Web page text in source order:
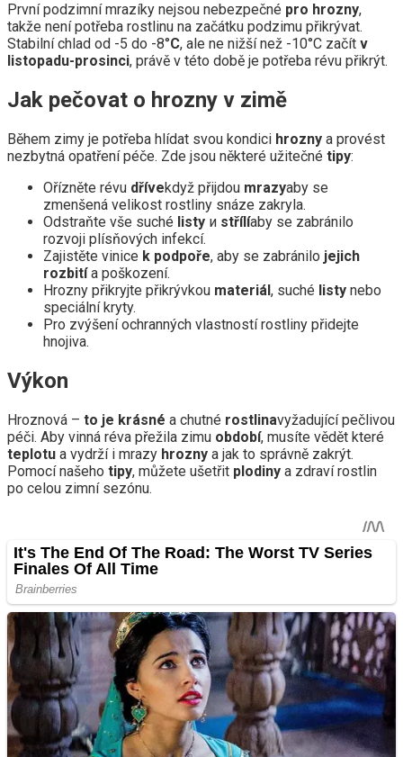
První podzimní mrazíky nejsou nebezpečné pro hrozny,
takže není potřeba rostlinu na začátku podzimu přikrývat.
Stabilní chlad od -5 do -8°С, ale ne nižší než -10°С začít v
listopadu-prosinci, právě v této době je potřeba révu přikrýt.
Jak pečovat o hrozny v zimě
Během zimy je potřeba hlídat svou kondici hrozny a provést
nezbytná opatření péče. Zde jsou některé užitečné tipy:
Ořízněte révu dřívekdyž přijdou mrazyaby se
zmenšená velikost rostliny snáze zakryla.
Odstraňte vše suché listy и střílíaby se zabránilo
rozvoji plísňových infekcí.
Zajistěte vinice k podpoře, aby se zabránilo jejich
rozbitía poškození.
Hrozny přikryjte přikrývkou materiál, suché listy nebo
speciální kryty.
Pro zvýšení ochranných vlastností rostliny přidejte
hnojiva.
Výkon
Hroznová – to je krásné a chutné rostlinavyžadující pečlivou
péči. Aby vinná réva přežila zimu období, musíte vědět které
teplotu a vydrží i mrazy hrozny a jak to správně zakrýt.
Pomocí našeho tipy, můžete ušetřit plodiny a zdraví rostlin
po celou zimní sezónu.